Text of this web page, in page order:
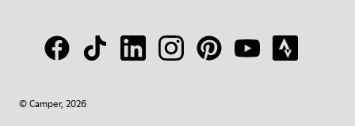
© Camper, 2026